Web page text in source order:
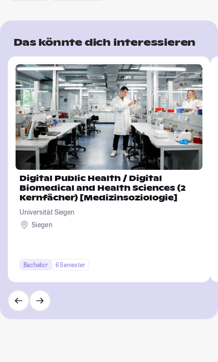
Das könnte dich interessieren
Digital Public Health / Digital
Biomedical and Health Sciences (2
Kernfächer) [Medizinsoziologie]
Universität Siegen
Siegen
Bachelor 6 Semester